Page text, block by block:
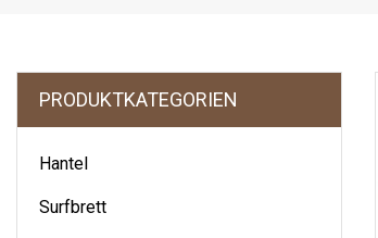
PRODUKTKATEGORIEN
Hantel
Surfbrett